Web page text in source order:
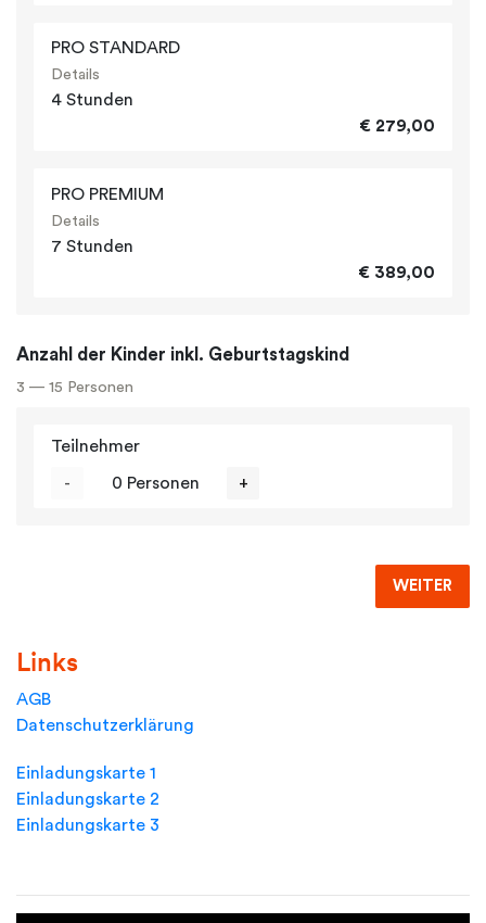
PRO STANDARD
Details
4 Stunden
€ 279,00
PRO PREMIUM
Details
7 Stunden
€ 389,00
Anzahl der Kinder inkl. Geburtstagskind
3 — 15 Personen
Teilnehmer
- 0 Personen +
WEITER
Links
AGB
Datenschutzerklärung
Einladungskarte 1
Einladungskarte 2
Einladungskarte 3